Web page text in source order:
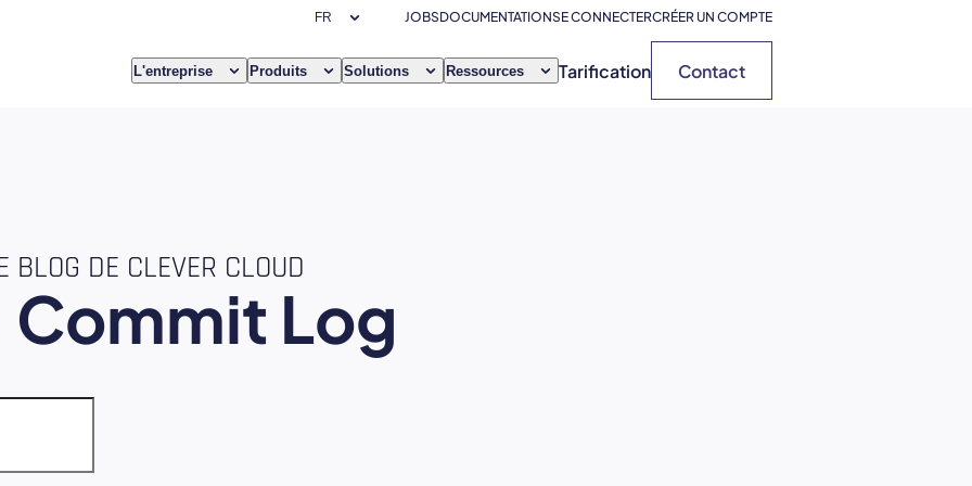
JOBSDOCUMENTATIONSE CONNECTERCRÉER UN COMPTE
L'entreprise Produits Solutions Ressources Tarification Contact
BLOG DE CLEVER CLOUD
Commit Log